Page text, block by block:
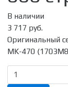
В наличии
3 717 руб.
Оригинальный
MK-470